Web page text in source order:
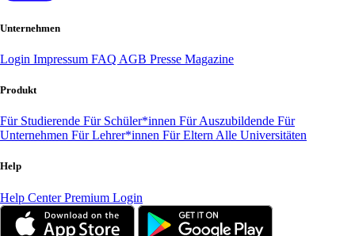
Unternehmen
Login Impressum FAQ AGB Presse Magazine
Produkt
Für Studierende Für Schüler*innen Für Auszubildende Für
Unternehmen Für Lehrer*innen Für Eltern Alle Universitäten
Help
Help CenterPremium Login